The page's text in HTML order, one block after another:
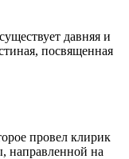
давняя и
посвященная
провел клирик
направленной на